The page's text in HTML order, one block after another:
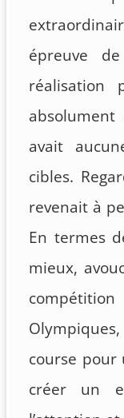
épreuve
réalisation
absolument
avait
cibles.
revenait à
En termes
mieux,
course pour
créer un